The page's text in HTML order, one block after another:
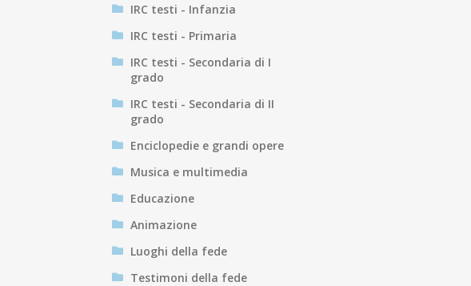
IRC testi - Infanzia
IRC testi - Primaria
IRC testi - Secondaria di I
grado
IRC testi - Secondaria di II
grado
Enciclopedie e grandi opere
Musica e multimedia
Educazione
Animazione
Luoghi della fede
Testimoni della fede